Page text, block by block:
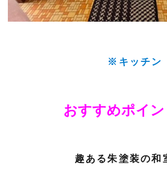
※キッチン
おすすめポイン
趣ある朱塗装の和